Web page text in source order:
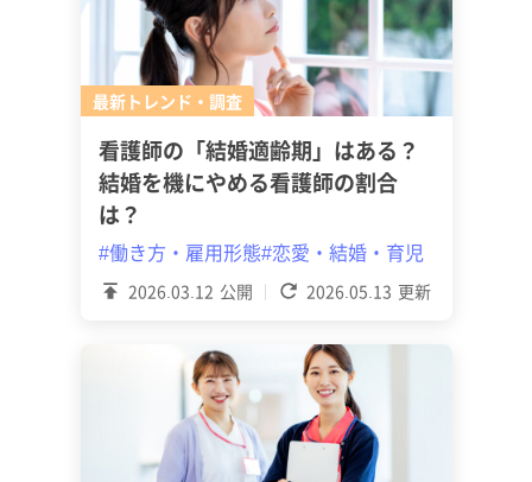
最新トレンド・調査
2026.03.12 公開 2026.05.13 更新
看護師の「結婚適齢期」はある？
結婚を機にやめる看護師の割合
は？
#働き方・雇用形態#恋愛・結婚・育児